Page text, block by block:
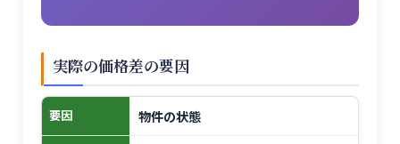
実際の価格差の要因
要因 物件の状態